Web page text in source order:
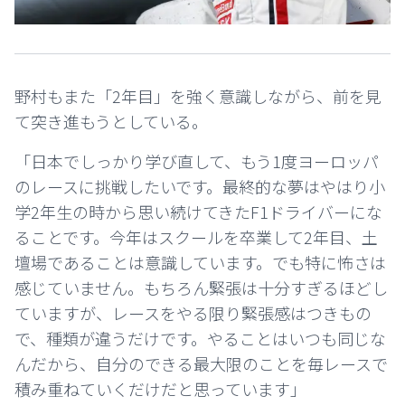
野村もまた「2年目」を強く意識しながら、前を見
て突き進もうとしている。
「日本でしっかり学び直して、もう1度ヨーロッパ
のレースに挑戦したいです。最終的な夢はやはり小
学2年生の時から思い続けてきたF1ドライバーにな
ることです。今年はスクールを卒業して2年目、土
壇場であることは意識しています。でも特に怖さは
感じていません。もちろん緊張は十分すぎるほどし
ていますが、レースをやる限り緊張感はつきもの
で、種類が違うだけです。やることはいつも同じな
んだから、自分のできる最大限のことを毎レースで
積み重ねていくだけだと思っています」